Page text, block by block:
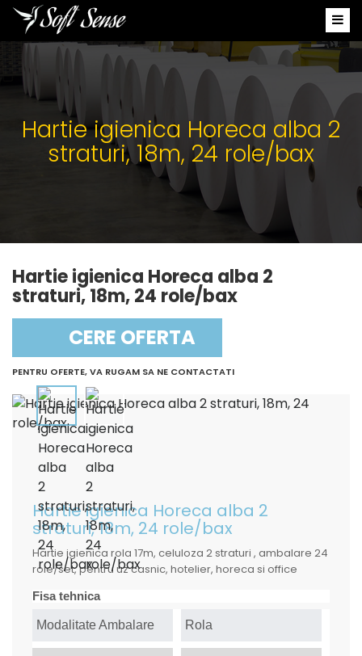
Hartie igienica Horeca alba 2
straturi, 18m, 24 role/bax
Hartie igienica Horeca alba 2
straturi, 18m, 24 role/bax
CERE OFERTA
PENTRU OFERTE, VA RUGAM SA NE CONTACTATI
Hartie igienica Horeca alba 2
straturi, 18m, 24 role/bax
Hartie igienica rola 17m, celuloza 2 straturi , ambalare 24
role/set, pentru uz casnic, hotelier, horeca si office
Fisa tehnica
Modalitate Ambalare Rola